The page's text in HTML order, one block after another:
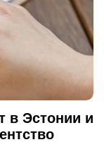
в Эстонии и